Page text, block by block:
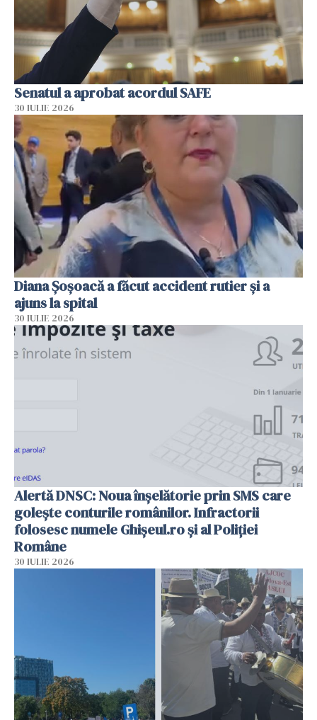
Senatul a aprobat acordul SAFE
30 IULIE 2026
Diana Șoșoacă a făcut accident rutier și a
ajuns la spital
30 IULIE 2026
Alertă DNSC: Noua înșelătorie prin SMS care
golește conturile românilor. Infractorii
folosesc numele Ghișeul.ro și al Poliției
Române
30 IULIE 2026